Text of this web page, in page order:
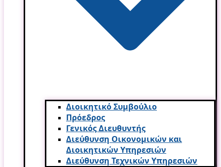
Διοικητικό Συμβούλιο
Πρόεδρος
Γενικός Διευθυντής
Διεύθυνση Οικονομικών και
Διοικητικών Υπηρεσι­ών
Διεύθυνση Τεχνικών Υπηρεσιών